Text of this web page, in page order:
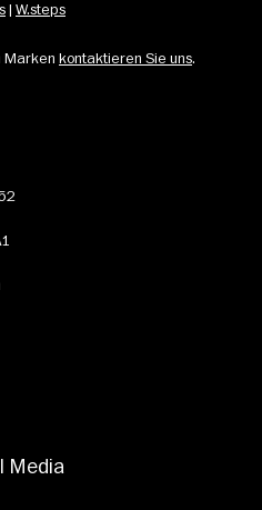
| W.steps
Marken kontaktieren Sie uns.
Media